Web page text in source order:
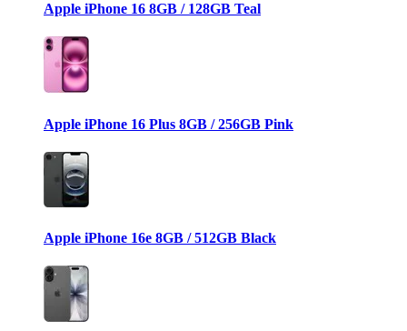
Apple iPhone 16 8GB / 128GB Teal
Apple iPhone 16 Plus 8GB / 256GB Pink
Apple iPhone 16e 8GB / 512GB Black